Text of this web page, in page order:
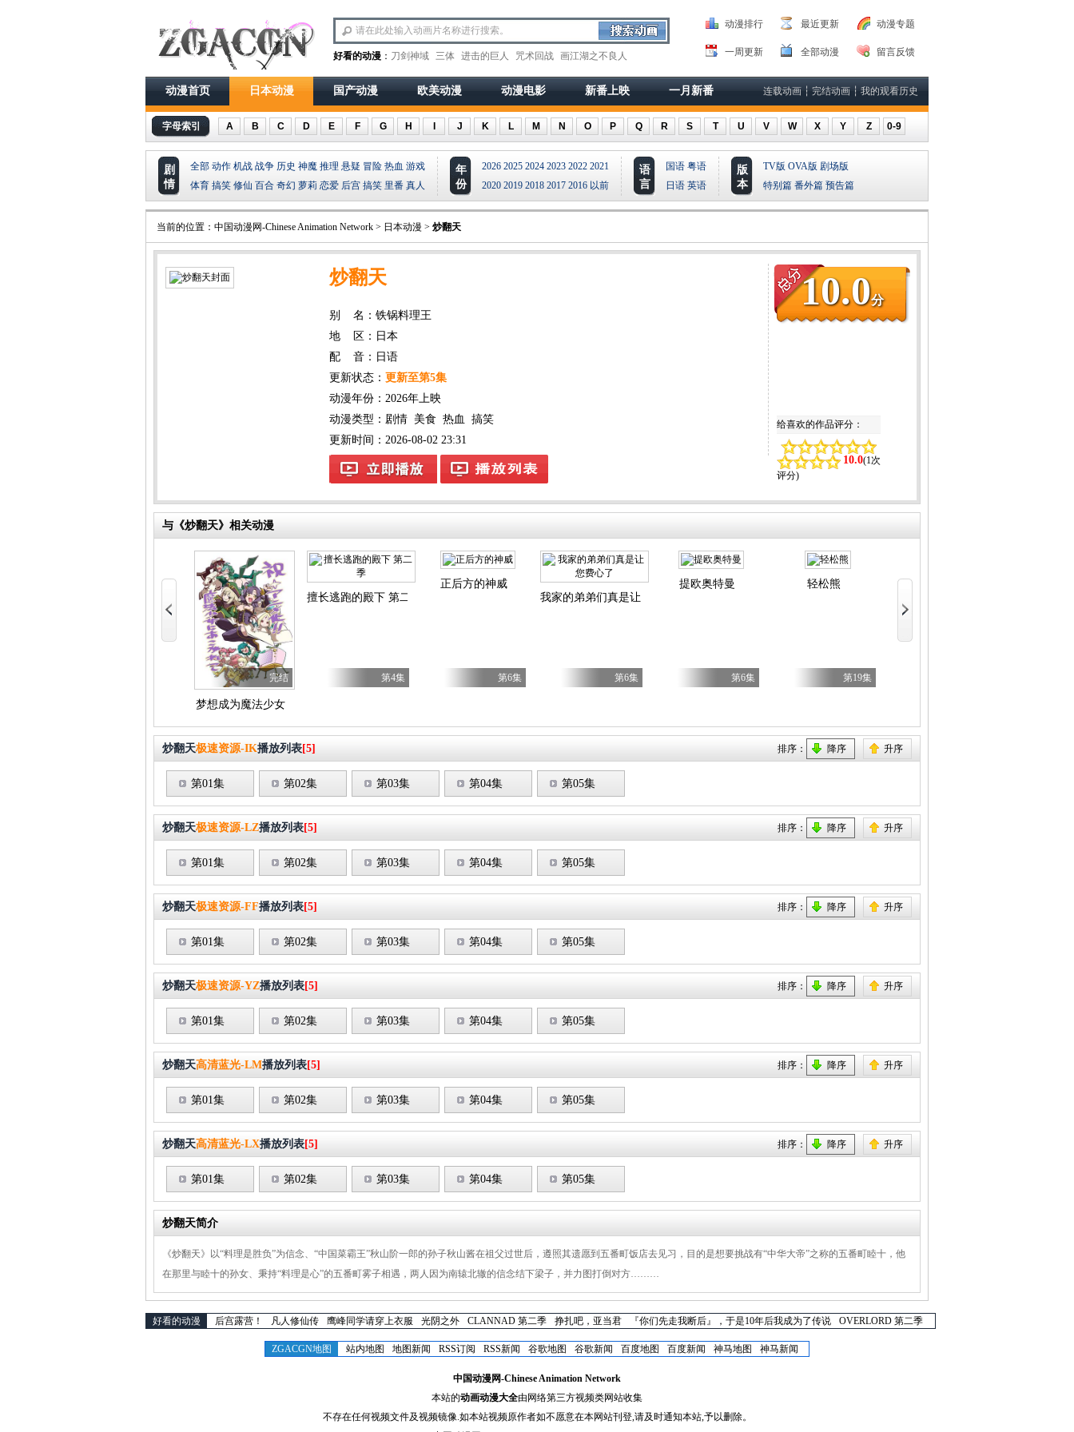
好看的动漫 ： 刀剑神域 三体 进击的巨人 咒术回战 画江湖之不良人
动漫排行 最近更新 动漫专题
一周更新 全部动漫 留言反馈
动漫首页 日本动漫 国产动漫 欧美动漫 动漫电影 新番上映 一月新番 连载动画 ┆ 完结动画 ┆ 我的观看历史
字母索引 A B C D E F G H J K L M N O P Q R S T U V W X Y Z 0-9
剧
情
全部 动作 机战 战争 历史 神魔 推理 悬疑 冒险 热血 游戏
体育 搞笑 修仙 百合 奇幻 萝莉 恋爱 后宫 搞笑 里番 真人
年
份
2026 2025 2024 2023 2022 2021
2020 2019 2018 2017 2016 以前
语
言
国语 粤语
日语 英语
版
本
TV版 OVA版 剧场版
特别篇 番外篇 预告篇
当前的位置： 中国动漫网-Chinese Animation Network > 日本动漫 > 炒翻天
10.0分
给喜欢的作品评分：
10.0(1次
评分)
炒翻天
别 名：铁锅料理王
地 区：日本
配 音：日语
更新状态： 更新至第5集
动漫年份： 2026年上映
动漫类型： 剧情 美食 热血
搞笑
更新时间：2026-08-02 23:31
与《炒翻天》相关动漫
学院无双第二回转生，S等级作弊魔术师冒险记
少女怪兽焦糖味
梦想成为魔法少女
完结
擅长逃跑的殿下 第二季
第4集
正后方的神威
第6集
我家的弟弟们真是让您费心了
第6集
提欧奥特曼
第6集
轻松熊
第19集
炒翻天极速资源-IK播放列表[5] 排序： 降序 升序
第01集 第02集 第03集 第04集 第05集
炒翻天极速资源-LZ播放列表[5] 排序： 降序 升序
第01集 第02集 第03集 第04集 第05集
炒翻天极速资源-FF播放列表[5] 排序： 降序 升序
第01集 第02集 第03集 第04集 第05集
炒翻天极速资源-YZ播放列表[5] 排序： 降序 升序
第01集 第02集 第03集 第04集 第05集
炒翻天高清蓝光-LM播放列表[5] 排序： 降序 升序
第01集 第02集 第03集 第04集 第05集
炒翻天高清蓝光-LX播放列表[5] 排序： 降序 升序
第01集 第02集 第03集 第04集 第05集
炒翻天简介
《炒翻天》以“料理是胜负”为信念、“中国菜霸王”秋山阶一郎的孙子秋山酱在祖父过世后，遵照其遗愿到五番町饭店去见习，目的是想要挑战有“中华大帝”之称的五番町睦十，他
在那里与睦十的孙女、秉持“料理是心”的五番町雾子相遇，两人因为南辕北辙的信念结下梁子，并力图打倒对方………
好看的动漫 后宫露营！ 凡人修仙传 鹰峰同学请穿上衣服 光阴之外 CLANNAD 第二季 挣扎吧，亚当君 『你们先走我断后』，于是10年后我成为了传说 OVERLORD 第二季
ZGACGN地图 站内地图 地图新闻 RSS订阅 RSS新闻 谷歌地图 谷歌新闻 百度地图 百度新闻 神马地图 神马新闻
中国动漫网-Chinese Animation Network
本站的动画动漫大全由网络第三方视频类网站收集
不存在任何视频文件及视频镜像.如本站视频原作者如不愿意在本网站刊登,请及时通知本站,予以删除。